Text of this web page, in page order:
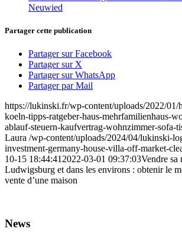
Neuwied
Partager cette publication
Partager sur Facebook
Partager sur X
Partager sur WhatsApp
Partager par Mail
https://lukinski.fr/wp-content/uploads/2022/01/
koeln-tipps-ratgeber-haus-mehrfamilienhaus-
ablauf-steuern-kaufvertrag-wohnzimmer-sofa-
Laura /wp-content/uploads/2024/04/lukinski-
investment-germany-house-villa-off-market-
10-15 18:44:41 2022-03-01 09:37:03Vendre sa
Ludwigsburg et dans les environs : obtenir le
vente d’une maison
News